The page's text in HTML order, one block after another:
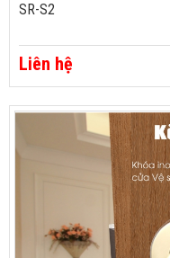
SR-S2
Liên hệ